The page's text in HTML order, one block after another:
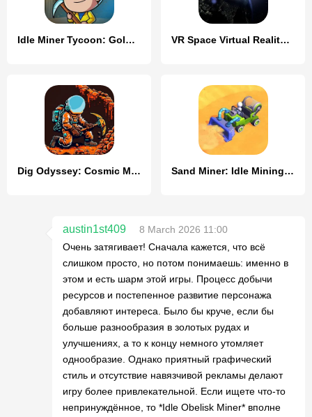
Idle Miner Tycoon: Gold Games VR Space Virtual Reality 360
Dig Odyssey: Cosmic Miner Sand Miner: Idle Mining Game
austin1st409
8 March 2026 11:00
Очень затягивает! Сначала кажется, что всё
слишком просто, но потом понимаешь: именно в
этом и есть шарм этой игры. Процесс добычи
ресурсов и постепенное развитие персонажа
добавляют интереса. Было бы круче, если бы
больше разнообразия в золотых рудах и
улучшениях, а то к концу немного утомляет
однообразие. Однако приятный графический
стиль и отсутствие навязчивой рекламы делают
игру более привлекательной. Если ищете что-то
непринуждённое, то *Idle Obelisk Miner* вполне